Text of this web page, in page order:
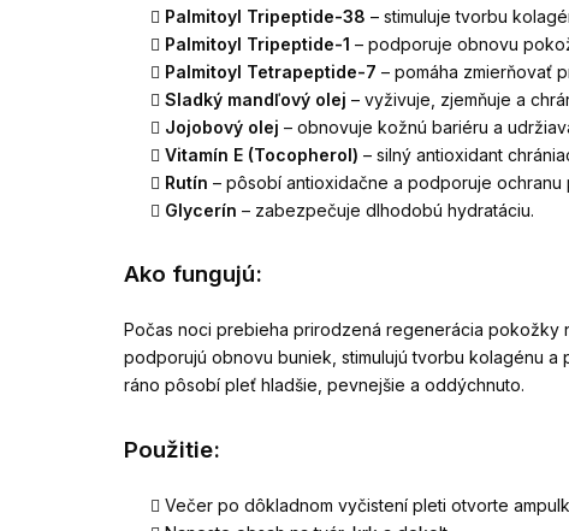
Palmitoyl Tripeptide-38 – stimuluje tvorbu
Palmitoyl Tripeptide-1 – podporuje obnovu
Palmitoyl Tetrapeptide-7 – pomáha zmierňovať
Sladký mandľový olej – vyživuje, zjemňuje a
Jojobový olej – obnovuje kožnú bariéru a
Vitamín E (Tocopherol) – silný antioxidant
Rutín – pôsobí antioxidačne a podporuje ochranu
Glycerín – zabezpečuje dlhodobú hydratáciu.
Ako fungujú:
Počas noci prebieha prirodzená regenerácia pokožky
podporujú obnovu buniek, stimulujú tvorbu kolagénu
ráno pôsobí pleť hladšie, pevnejšie a oddýchnuto.
Použitie:
Večer po dôkladnom vyčistení pleti otvorte